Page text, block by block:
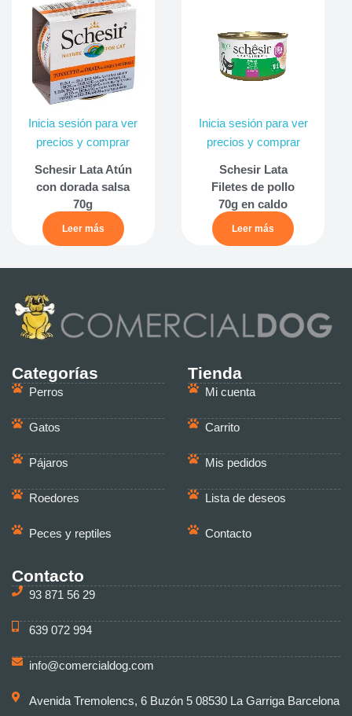
Inicia sesión para ver
precios y comprar
Schesir Lata Atún
con dorada salsa
70g
Leer más
Inicia sesión para ver
precios y comprar
Schesir Lata
Filetes de pollo
70g en caldo
Leer más
Categorías
Perros
Gatos
Pájaros
Roedores
Peces y reptiles
Tienda
Mi cuenta
Carrito
Mis pedidos
Lista de deseos
Contacto
Contacto
93 871 56 29
639 072 994
info@comercialdog.com
Avenida Tremolencs, 6 Buzón 5 08530 La Garriga Barcelona